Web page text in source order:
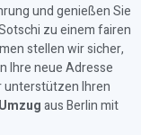
und genießen Sie
zu einem fairen
stellen wir sicher,
Ihre neue Adresse
unterstützen Ihren
aus Berlin mit